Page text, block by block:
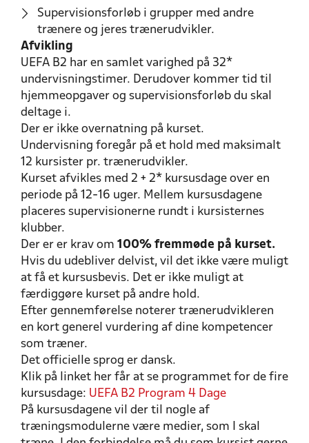
Supervisionsforløb i grupper med andre
trænere og jeres trænerudvikler.
Afvikling
UEFA B2 har en samlet varighed på 32*
undervisningstimer. Derudover kommer tid til
hjemmeopgaver og supervisionsforløb du skal
deltage i.
Der er ikke overnatning på kurset.
Undervisning foregår på et hold med maksimalt
12 kursister pr. trænerudvikler.
Kurset afvikles med 2 + 2* kursusdage over en
periode på 12-16 uger. Mellem kursusdagene
placeres supervisionerne rundt i kursisternes
klubber.
Der er er krav om 100% fremmøde på kurset.
Hvis du udebliver delvist, vil det ikke være muligt
at få et kursusbevis. Det er ikke muligt at
færdiggøre kurset på andre hold.
Efter gennemførelse noterer trænerudvikleren
en kort generel vurdering af dine kompetencer
som træner.
Det officielle sprog er dansk.
Klik på linket her får at se programmet for de fire
kursusdage: UEFA B2 Program 4 Dage
På kursusdagene vil der til nogle af
træningsmodulerne være medier, som I skal